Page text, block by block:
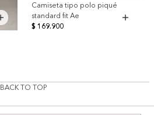
Camiseta tipo polo piqué
standard fit Ae
$ 169.900
BACK TO TOP